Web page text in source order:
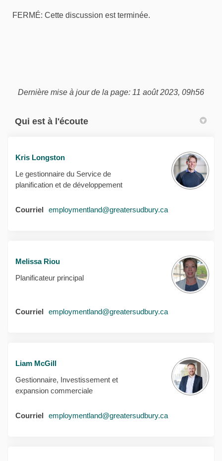
FERMÉ: Cette discussion est terminée.
Dernière mise à jour de la page: 11 août 2023, 09h56
Qui est à l'écoute
Kris Longston
Le gestionnaire du Service de
planification et de développement
Courriel employmentland@greatersudbury.ca(Liens externes)
Melissa Riou
Planificateur principal
Courriel employmentland@greatersudbury.ca(Liens externes)
Liam McGill
Gestionnaire, Investissement et
expansion commerciale
Courriel employmentland@greatersudbury.ca(Liens externes)